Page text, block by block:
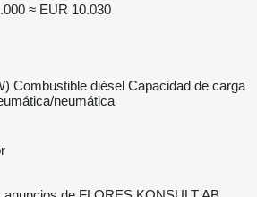
≈ EUR 10.030
Combustible diésel Capacidad de carga
neumática